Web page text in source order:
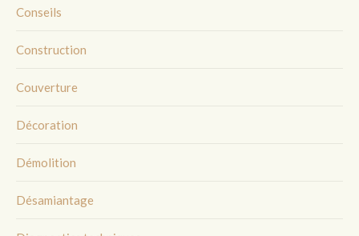
Conseils
Construction
Couverture
Décoration
Démolition
Désamiantage